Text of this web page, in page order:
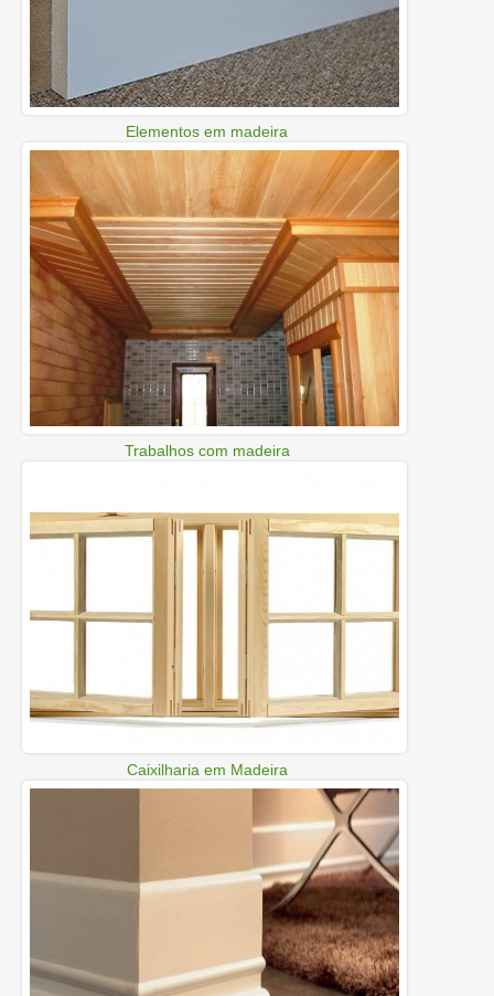
Elementos em madeira
Trabalhos com madeira
Caixilharia em Madeira